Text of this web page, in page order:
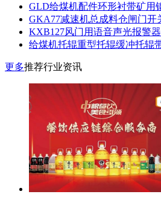
GLD给煤机配件环形衬带矿用
GKA77减速机总成料仓闸门开
KXB127风门用语音声光报警
给煤机托辊重型托辊缓冲托辊
更多推荐行业资讯